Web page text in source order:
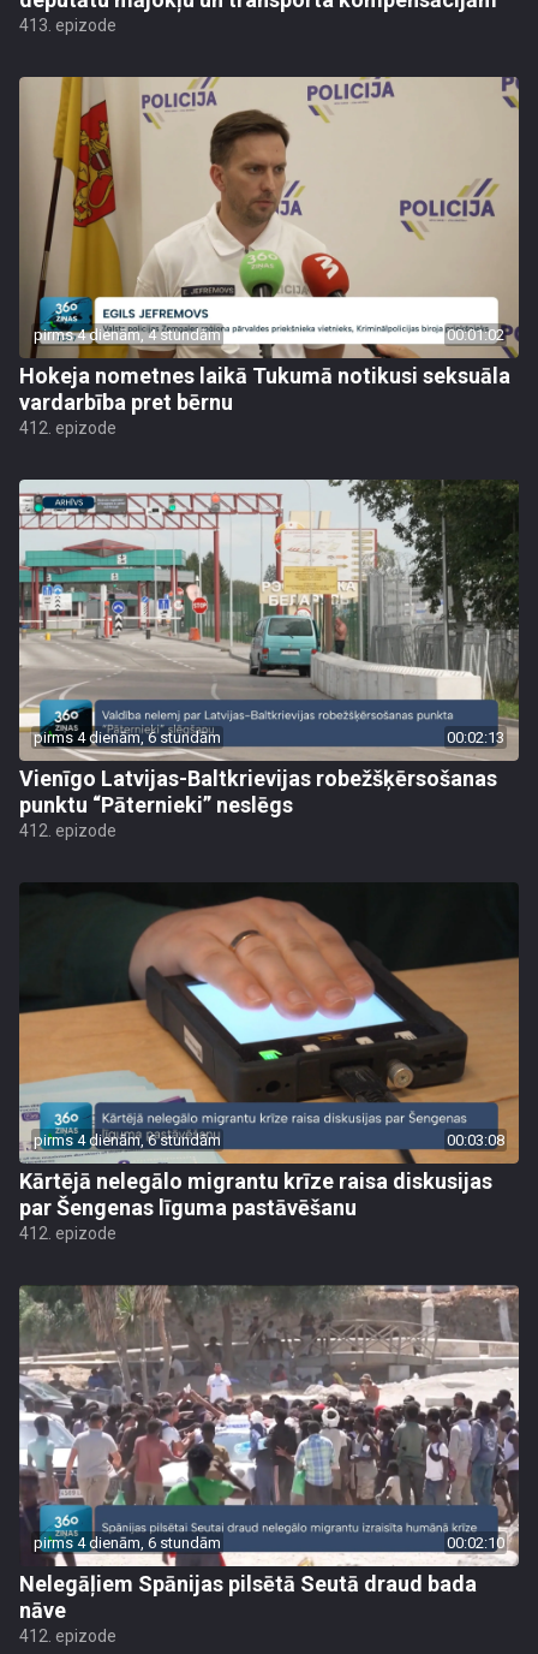
413. epizode
pirms 4 dienām, 4 stundām 00:01:02
Hokeja nometnes laikā Tukumā notikusi seksuāla
vardarbība pret bērnu
412. epizode
pirms 4 dienām, 6 stundām 00:02:13
Vienīgo Latvijas-Baltkrievijas robežšķērsošanas
punktu “Pāternieki” neslēgs
412. epizode
pirms 4 dienām, 6 stundām 00:03:08
Kārtējā nelegālo migrantu krīze raisa diskusijas
par Šengenas līguma pastāvēšanu
412. epizode
pirms 4 dienām, 6 stundām 00:02:10
Nelegāļiem Spānijas pilsētā Seutā draud bada
nāve
412. epizode